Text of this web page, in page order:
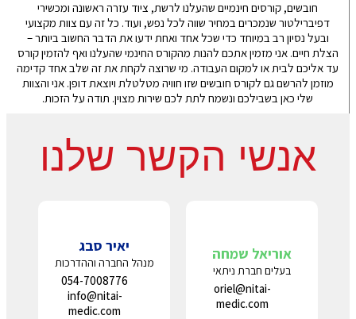
חובשים, קורסים חינמיים שהעלנו לרשת, ציוד עזרה ראשונה ומכשירי
דפיברילטור שנמכרים במחיר שווה לכל נפש, ועוד. כל זה עם צוות מקצועי
ובעל נסיון רב במיוחד כדי שכל אחד ואחת ידעו את הדבר החשוב ביותר –
הצלת חיים. אני מזמין אתכם להנות מהקורס החינמי שהעלנו ואף להזמין קורס
עד אליכם לבית או למקום העבודה. מי שרוצה לקחת את זה שלב אחד קדימה
מוזמן להרשם גם לקורס חובשים שזו חוויה מטלטלת ויוצאת דופן. אני והצוות
שלי כאן בשבילכם ונשמח לתת לכם שירות מצוין. תודה על הזכות.
אנשי הקשר שלנו
אוריאל שמחה
בעלים חברת ניתאי
oriel@nitai-
medic.com
יאיר סבג
מנהל החברה וההדרכות
054-7008776
info@nitai-
medic.com